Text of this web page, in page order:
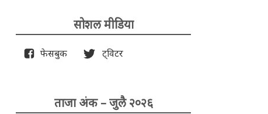
सोशल मीडिया
फेसबुक ट्विटर
ताजा अंक – जुलै २०२६